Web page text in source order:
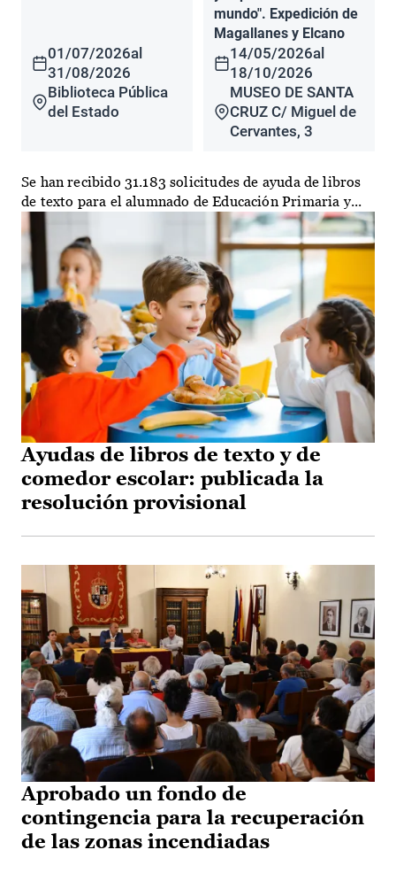
01/07/2026al
31/08/2026
Biblioteca Pública
del Estado
mundo". Expedición de
Magallanes y Elcano
14/05/2026al
18/10/2026
MUSEO DE SANTA
CRUZ C/ Miguel de
Cervantes, 3
Ayudas de libros de texto y de
comedor escolar: publicada la
resolución provisional
Se han recibido 31.183 solicitudes de ayuda de libros
de texto para el alumnado de Educación Primaria y...
Aprobado un fondo de
contingencia para la recuperación
de las zonas incendiadas